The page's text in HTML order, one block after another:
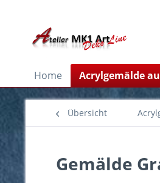
Home Acrylgemälde
Übersicht
Gemälde